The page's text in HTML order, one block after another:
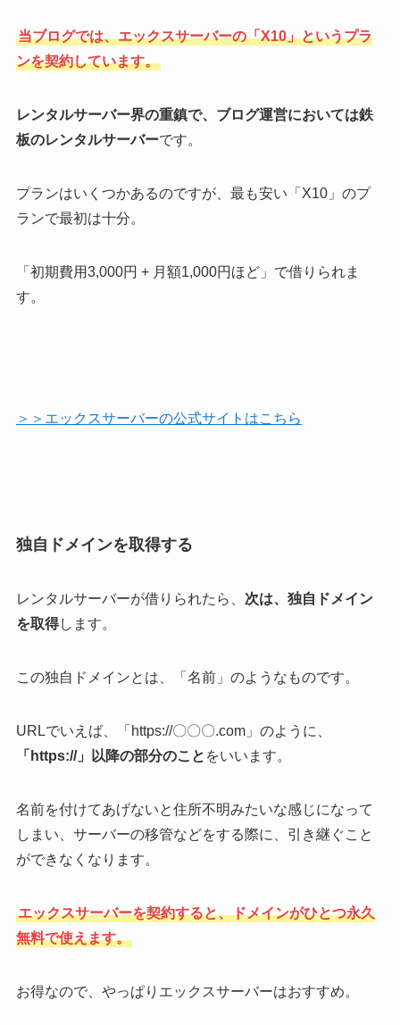
当ブログでは、エックスサーバーの「X10」というプラ
ンを契約しています。
レンタルサーバー界の重鎮で、ブログ運営においては鉄
板のレンタルサーバーです。
プランはいくつかあるのですが、最も安い「X10」のプ
ランで最初は十分。
「初期費用3,000円 + 月額1,000円ほど」で借りられま
す。
＞＞エックスサーバーの公式サイトはこちら
独自ドメインを取得する
レンタルサーバーが借りられたら、 次は、独自ドメイン
を取得します。
この独自ドメインとは、「名前」のようなものです。
URLでいえば、「https://〇〇〇.com」のように、
「https://」以降の部分のこと をいいます。
名前を付けてあげないと住所不明みたいな感じになって
しまい、サーバーの移管などをする際に、引き継ぐこと
ができなくなります。
エックスサーバーを契約すると、ドメインがひとつ永久
無料で使えます。
お得なので、やっぱりエックスサーバーはおすすめ。